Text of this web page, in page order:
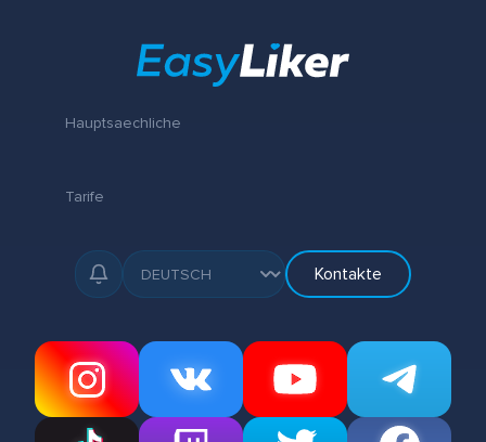
Hauptsaechliche
Tarife
Kontakte